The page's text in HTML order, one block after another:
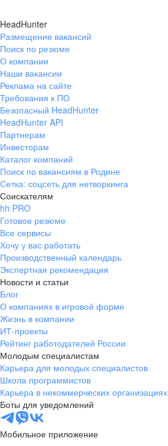
HeadHunter
Размещение вакансий
Поиск по резюме
О компании
Наши вакансии
Реклама на сайте
Требования к ПО
Безопасный HeadHunter
HeadHunter API
Партнерам
Инвесторам
Каталог компаний
Поиск по вакансиям в Родине
Сетка: соцсеть для нетворкинга
Соискателям
hh PRO
Готовое резюме
Все сервисы
Хочу у вас работать
Производственный календарь
Экспертная рекомендация
Новости и статьи
Блог
О компаниях в игровой форме
Жизнь в компании
ИТ-проекты
Рейтинг работодателей России
Молодым специалистам
Карьера для молодых специалистов
Школа программистов
Карьера в некоммерческих организациях
Боты для уведомлений
Мобильное приложение